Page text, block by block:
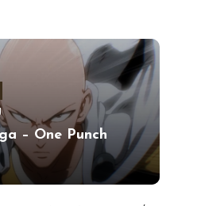
– One Punch